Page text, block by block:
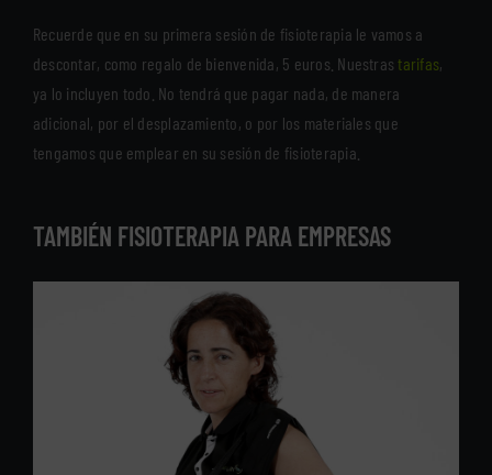
Recuerde que en su primera sesión de fisioterapia le vamos a
descontar, como regalo de bienvenida, 5 euros. Nuestrastarifas,
ya lo incluyen todo. No tendrá que pagar nada, de manera
adicional, por el desplazamiento, o por los materiales que
tengamos que emplear en su sesión de fisioterapia.
TAMBIÉN FISIOTERAPIA PARA EMPRESAS